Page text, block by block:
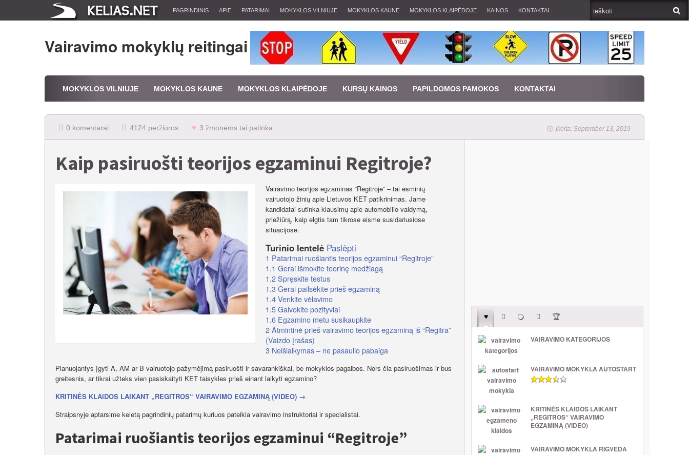
PAGRINDINIS APIE PATARIMAI MOKYKLOS VILNIUJE MOKYKLOS KAUNE MOKYKLOS KLAIPĖDOJE KAINOS KONTAKTAI
Vairavimo mokyklų reitingai
MOKYKLOS VILNIUJE MOKYKLOS KAUNE MOKYKLOS KLAIPĖDOJE KURSŲ KAINOS PAPILDOMOS PAMOKOS KONTAKTAI
0 komentarai 4124 peržiūros 3 žmonėms tai patinka Įkelta: September 13, 2019
Kaip pasiruošti teorijos egzaminui Regitroje?
Vairavimo teorijos egzaminas “Regitroje” – tai esminių
vairuotojo žinių apie Lietuvos KET patikrinimas. Jame
kandidatai sutinka klausimų apie automobilio valdymą,
priežiūrą, kaip elgtis tam tikrose eisme susidariusiose
situacijose.
Turinio lentelė Paslėpti
1 Patarimai ruošiantis teorijos egzaminui “Regitroje”
1.1 Gerai išmokite teorinę medžiagą
1.2 Spręskite testus
1.3 Gerai pailsėkite prieš egzaminą
1.4 Venkite vėlavimo
1.5 Galvokite pozityviai
1.6 Egzamino metu susikaupkite
2 Atmintinė prieš vairavimo teorijos egzaminą iš “Regitra”
(Vaizdo įrašas)
3 Neišlaikymas – ne pasaulio pabaiga
Planuojantys įgyti A, AM ar B vairuotojo pažymėjimą pasiruošti ir savarankiškai, be mokyklos pagalbos. Nors čia pasiruošimas ir bus
greitesnis, ar tikrai užteks vien pasiskaityti KET taisykles prieš einant laikyti egzamino?
KRITINĖS KLAIDOS LAIKANT „REGITROS“ VAIRAVIMO EGZAMINĄ (VIDEO) →
Straipsnyje aptarsime keletą pagrindinių patarimų kuriuos pateikia vairavimo instruktoriai ir specialistai.
Patarimai ruošiantis teorijos egzaminui “Regitroje”
VAIRAVIMO KATEGORIJOS
VAIRAVIMO MOKYKLA AUTOSTART
KRITINĖS KLAIDOS LAIKANT
„REGITROS“ VAIRAVIMO
EGZAMINĄ (VIDEO)
VAIRAVIMO MOKYKLA RIGVEDA